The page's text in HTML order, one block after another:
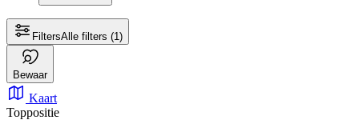
FiltersAlle filters (1)
Bewaar
Kaart
Toppositie